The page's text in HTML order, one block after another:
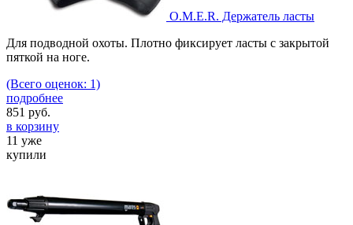
O.M.E.R. Держатель ласты
Для подводной охоты. Плотно фиксирует ласты с закрытой
пяткой на ноге.
(Всего оценок: 1)
подробнее
851 руб.
в корзину
11 уже
купили